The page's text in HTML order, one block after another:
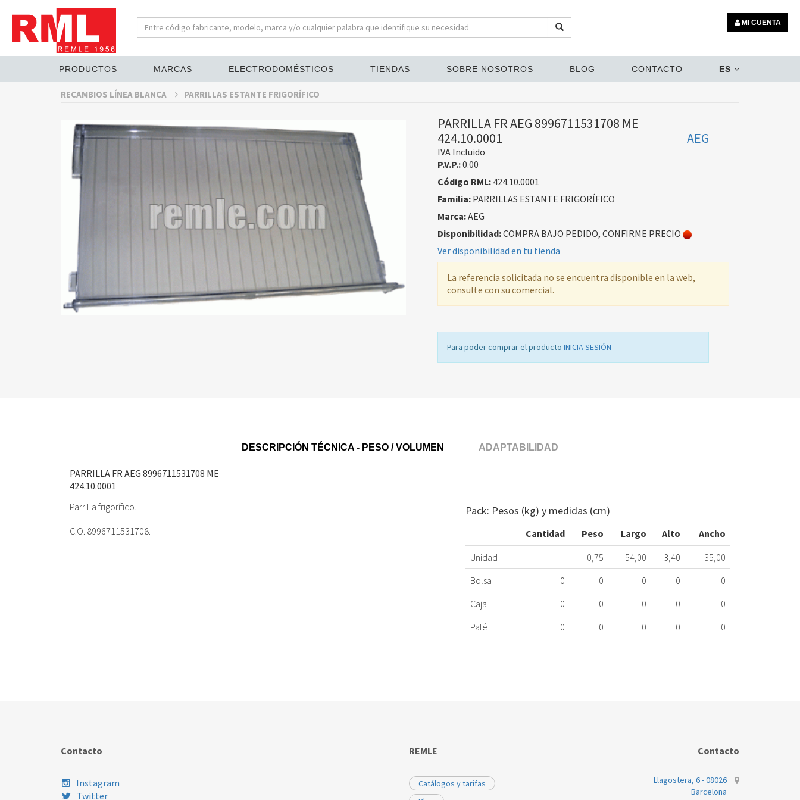
MI CUENTA
PRODUCTOS MARCAS ELECTRODOMÉSTICOS TIENDAS SOBRE NOSOTROS BLOG CONTACTO ES
RECAMBIOS LÍNEA BLANCA PARRILLAS ESTANTE FRIGORÍFICO
PARRILLA FR AEG 8996711531708 ME
424.10.0001
AEG
IVA Incluido
P.V.P.:0.00
Código RML:424.10.0001
Familia:PARRILLAS ESTANTE FRIGORÍFICO
Marca:AEG
Disponibilidad:COMPRA BAJO PEDIDO, CONFIRME PRECIO
Ver disponibilidad en tu tienda
La referencia solicitada no se encuentra disponible en la web,
consulte con su comercial.
Para poder comprar el producto INICIA SESIÓN
DESCRIPCIÓN TÉCNICA - PESO / VOLUMEN ADAPTABILIDAD
PARRILLA FR AEG 8996711531708 ME
424.10.0001
Parrilla frigorífico.
C.O. 8996711531708.
Pack: Pesos (kg) y medidas (cm)
Cantidad Peso Largo Alto
Ancho
Unidad
0,75 54,00 3,40
35,00
Bolsa
0 0 0 0
0
Caja
0 0 0 0
0
Palé
0 0 0 0 0
Contacto
Instagram
Twitter
REMLE
Catálogos y tarifas
Contacto
Llagostera, 6 - 08026
Barcelona